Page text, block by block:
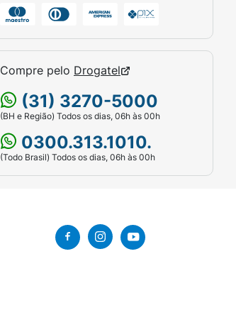
Compre pelo Drogatel
(31) 3270-5000
(BH e Região) Todos os dias, 06h às 00h
0300.313.1010.
(Todo Brasil) Todos os dias, 06h às 00h